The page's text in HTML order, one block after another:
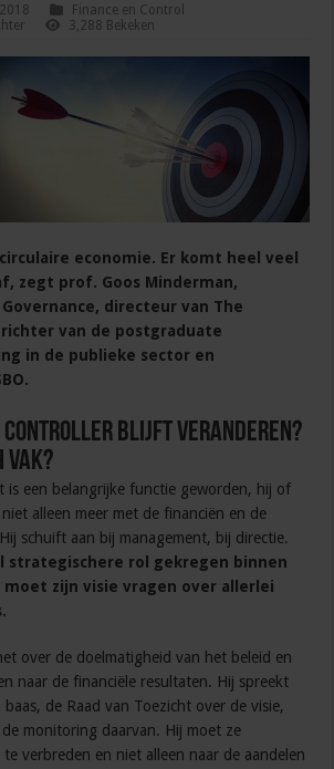
Finance en Control
3,288 Bekeken
economie. Er komt heel veel
zegt prof. Goos Minderman,
directeur van The
van de postgraduate
in de publieke sector en
controller blijft veranderen?
vak?
is een belangrijke functie geworden, hij of
alleen meer met de financiën en de
schuift aan bij management, bij directie.
strategischere rol gekregen binnen
zijn visie vragen over allerlei
over de doelmatigheid van het beleid en
naar de financiële resultaten. Hij spreekt
de Raad van Toezicht over de visie,
monitoring daarvan. Hij moet ze
verbreden en niet alleen naar de aandelen